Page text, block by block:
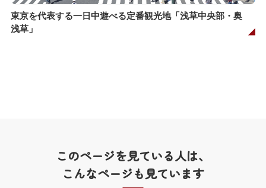
東京を代表する一日中遊べる定番観光地「浅草中央部・奥
浅草」
このページを見ている人は、
こんなページも見ています